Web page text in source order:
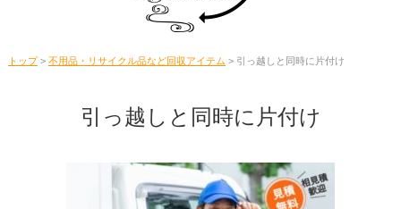
トップ> 不用品・リサイクル品など回収アイテム > 引っ越しと同時に片付け
引っ越しと同時に片付け